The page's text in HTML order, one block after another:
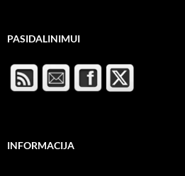
PASIDALINIMUI
INFORMACIJA